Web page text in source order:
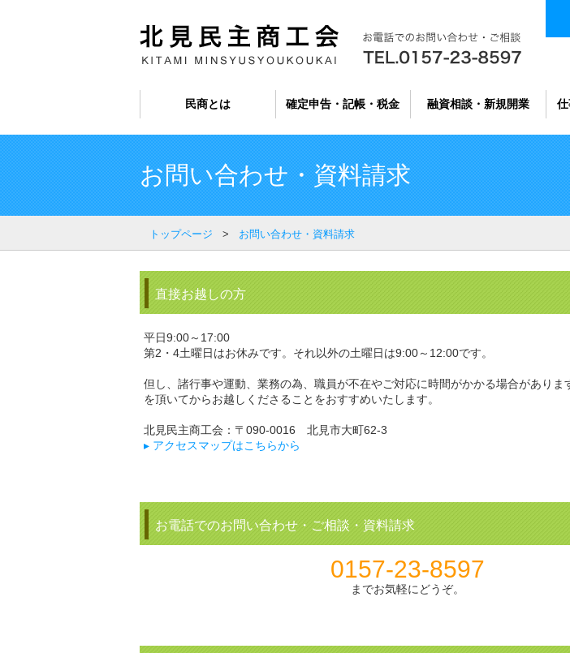
民商とは 確定申告・記帳・税金 融資相談・新規開業
お問い合わせ・資料請求
トップページ > お問い合わせ・資料請求
直接お越しの方
平日9:00～17:00
第2・4土曜日はお休みです。それ以外の土曜日は9:00～12:00です。
但し、諸行事や運動、業務の為、職員が不在やご対応に時間がかかる場合がありま
を頂いてからお越しくださることをおすすめいたします。
北見民主商工会：〒090-0016 北見市大町62-3
▸ アクセスマップはこちらから
お電話でのお問い合わせ・ご相談・資料請求
0157-23-8597
までお気軽にどうぞ。